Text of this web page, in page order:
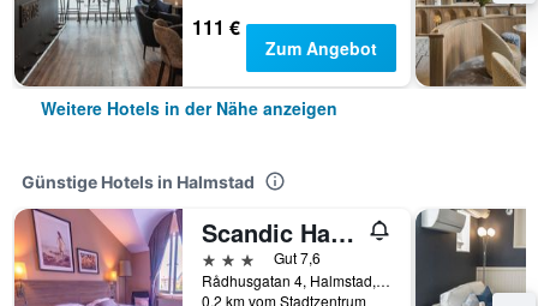
111 €
Zum Angebot
Weitere Hotels in der Nähe anzeigen
Günstige Hotels in Halmstad
Scandic Hallandia
3 Sterne
Gut 7,6
Rådhusgatan 4, Halmstad, Halland, Schweden
0,2 km vom Stadtzentrum